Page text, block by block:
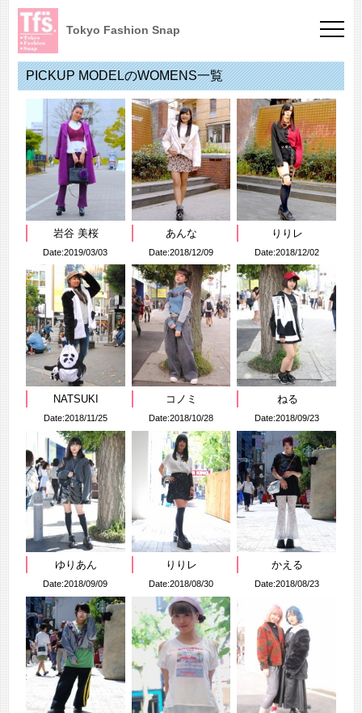
Tokyo Fashion Snap
PICKUP MODELのWOMENS一覧
岩谷 美桜
Date:2019/03/03
あんな
Date:2018/12/09
りりレ
Date:2018/12/02
NATSUKI
Date:2018/11/25
コノミ
Date:2018/10/28
ねる
Date:2018/09/23
ゆりあん
Date:2018/09/09
りりレ
Date:2018/08/30
かえる
Date:2018/08/23